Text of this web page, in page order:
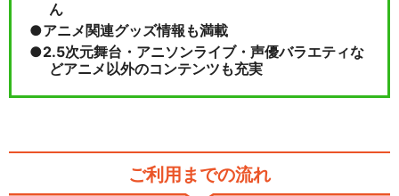
ん
アニメ関連グッズ情報も満載
2.5次元舞台・アニソンライブ・声優バラエティな
どアニメ以外のコンテンツも充実
ご利用までの流れ